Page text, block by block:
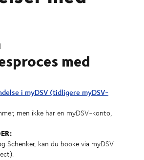
med
i myDSV (tidligere myDSV-
men ikke har en myDSV-konto,
Schenker, kan du booke via myDSV